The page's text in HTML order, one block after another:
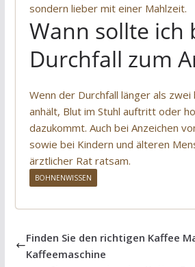
sondern lieber mit einer Mahlzeit.
Wann sollte ich
Durchfall zum
Wenn der Durchfall länger als
anhält, Blut im Stuhl auftritt oder
dazukommt. Auch bei Anzeichen
sowie bei Kindern und älteren
ärztlicher Rat ratsam.
BOHNENWISSEN
Finden Sie den richtigen Kaffee
Kaffeemaschine